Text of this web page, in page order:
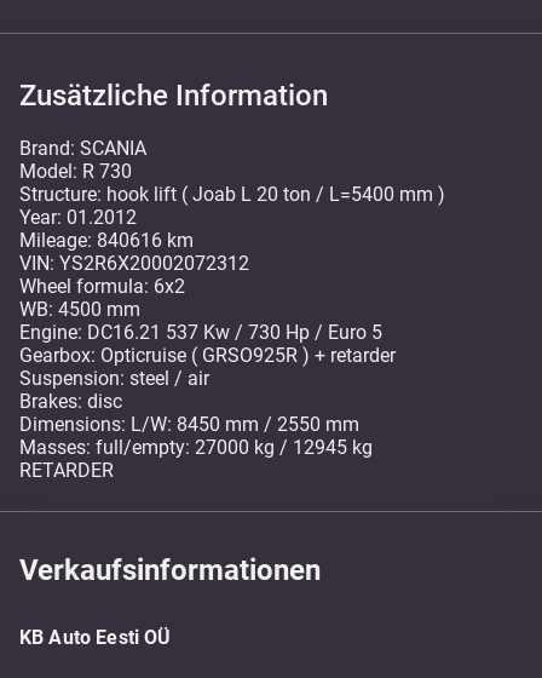
Zusätzliche Information
Brand: SCANIA
Model: R 730
Structure: hook lift ( Joab L 20 ton / L=5400 mm )
Year: 01.2012
Mileage: 840616 km
VIN: YS2R6X20002072312
Wheel formula: 6x2
WB: 4500 mm
Engine: DC16.21 537 Kw / 730 Hp / Euro 5
Gearbox: Opticruise ( GRSO925R ) + retarder
Suspension: steel / air
Brakes: disc
Dimensions: L/W: 8450 mm / 2550 mm
Masses: full/empty: 27000 kg / 12945 kg
RETARDER
Verkaufsinformationen
KB Auto Eesti OÜ